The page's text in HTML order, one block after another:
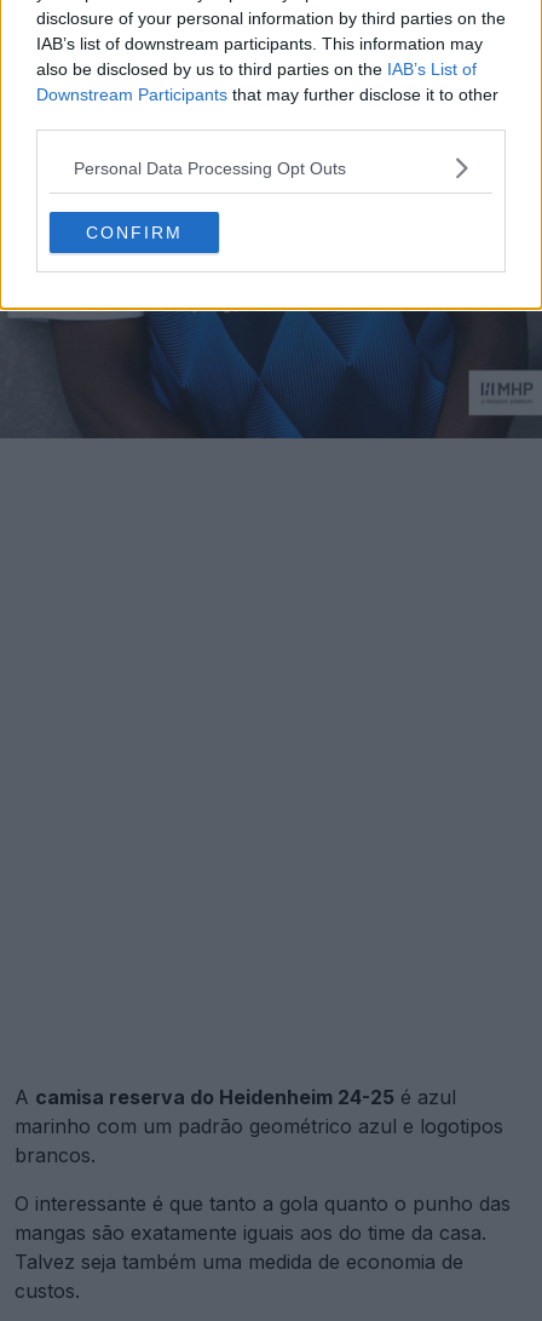
disclosure of your personal information by third parties on the
IAB’s list of downstream participants. This information may
also be disclosed by us to third parties on the IAB’s List of
Downstream Participants that may further disclose it to other
Personal Data Processing Opt Outs
CONFIRM
A camisa reserva do Heidenheim 24-25 é azul
marinho com um padrão geométrico azul e logotipos
brancos.
O interessante é que tanto a gola quanto o punho das
mangas são exatamente iguais aos do time da casa.
Talvez seja também uma medida de economia de
custos.